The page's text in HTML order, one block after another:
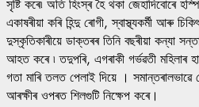
সৃষ্টি কৰে৷ অতি হিংস্ৰ হৈ থকা জেহাদিবোৰে
একাষৰীয়া কৰি হিন্দু ৰোগী, স্বাস্থ্যকৰ্মী আৰু
দুস্কৃতিকাৰীয়ে ডাক্তৰৰ তিনি বছৰীয়া কন্যা
আহত কৰে ৷ তদুপৰি, এগৰাকী গৰ্ভৱতী মহিলাৰ
গতা মাৰি তলত পেলাই দিয়ে । সমান্তৰালভাৱে
আৰক্ষীৰ ওপৰত শিলগুটি নিক্ষেপ কৰে।